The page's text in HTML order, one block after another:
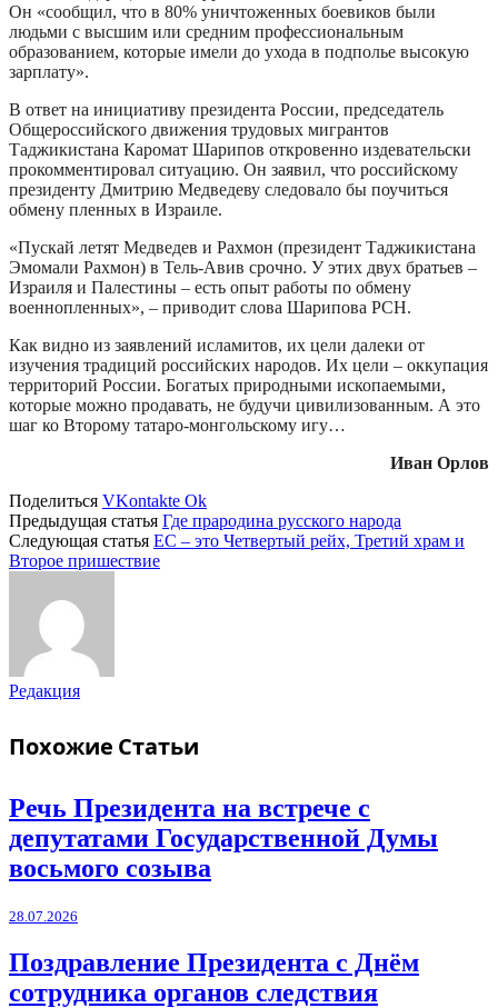
Он «сообщил, что в 80% уничтоженных боевиков были
людьми с высшим или средним профессиональным
образованием, которые имели до ухода в подполье высокую
зарплату».
В ответ на инициативу президента России, председатель
Общероссийского движения трудовых мигрантов
Таджикистана Каромат Шарипов откровенно издевательски
прокомментировал ситуацию. Он заявил, что российскому
президенту Дмитрию Медведеву следовало бы поучиться
обмену пленных в Израиле.
«Пускай летят Медведев и Рахмон (президент Таджикистана
Эмомали Рахмон) в Тель-Авив срочно. У этих двух братьев –
Израиля и Палестины – есть опыт работы по обмену
военнопленных», – приводит слова Шарипова РСН.
Как видно из заявлений исламитов, их цели далеки от
изучения традиций российских народов. Их цели – оккупация
территорий России. Богатых природными ископаемыми,
которые можно продавать, не будучи цивилизованным. А это
шаг ко Второму татаро-монгольскому игу…
Иван Орлов
Поделиться VKontakte Ok
Предыдущая статья Где прародина русского народа
Следующая статья ЕС – это Четвертый рейх, Третий храм и
Второе пришествие
Редакция
Похожие Статьи
Речь Президента на встрече с
депутатами Государственной Думы
восьмого созыва
28.07.2026
Поздравление Президента с Днём
сотрудника органов следствия